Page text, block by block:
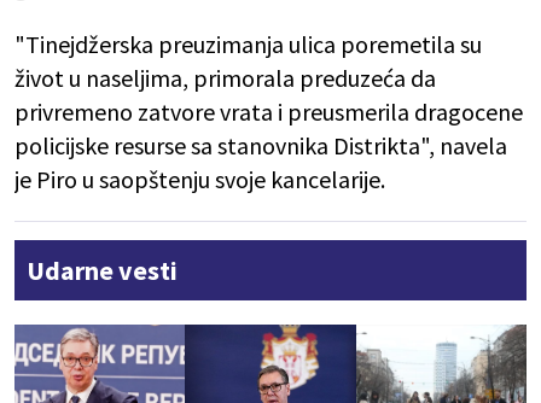
"Tinejdžerska preuzimanja ulica poremetila su
život u naseljima, primorala preduzeća da
privremeno zatvore vrata i preusmerila dragocene
policijske resurse sa stanovnika Distrikta", navela
je Piro u saopštenju svoje kancelarije.
Udarne vesti